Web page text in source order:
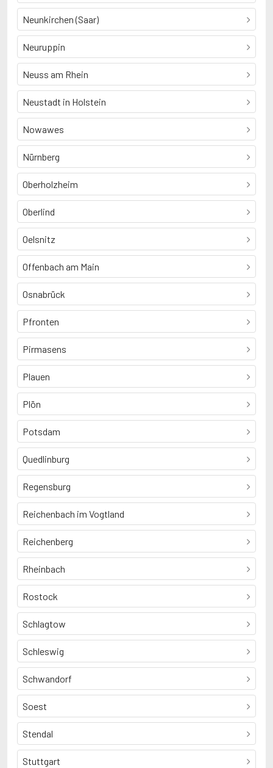
Neunkirchen (Saar)
Neuruppin
Neuss am Rhein
Neustadt in Holstein
Nowawes
Nürnberg
Oberholzheim
Oberlind
Oelsnitz
Offenbach am Main
Osnabrück
Pfronten
Pirmasens
Plauen
Plön
Potsdam
Quedlinburg
Regensburg
Reichenbach im Vogtland
Reichenberg
Rheinbach
Rostock
Schlagtow
Schleswig
Schwandorf
Soest
Stendal
Stuttgart